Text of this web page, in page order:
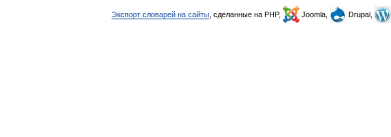
Экспорт словарей на сайты , сделанные на PHP, Joomla, Drupal,